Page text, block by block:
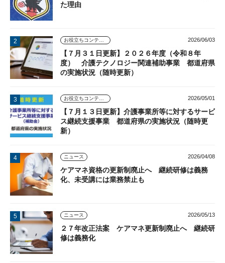
た理由
お役立ちコンテンツ 2026/06/03
【７月３１日更新】２０２６年度（令和８年
度） 介護テクノロジー関連補助事業 都道府県
の実施状況（随時更新）
お役立ちコンテンツ 2026/05/01
【７月１３日更新】介護事業所等に対するサービ
ス継続支援事業 都道府県の実施状況（随時更
新）
ニュース 2026/04/08
ケアマネ資格の更新制廃止へ 継続研修は義務
化、未受講には業務禁止も
ニュース 2026/05/13
２７年改正法案 ケアマネ更新制廃止へ 継続研
修は義務化